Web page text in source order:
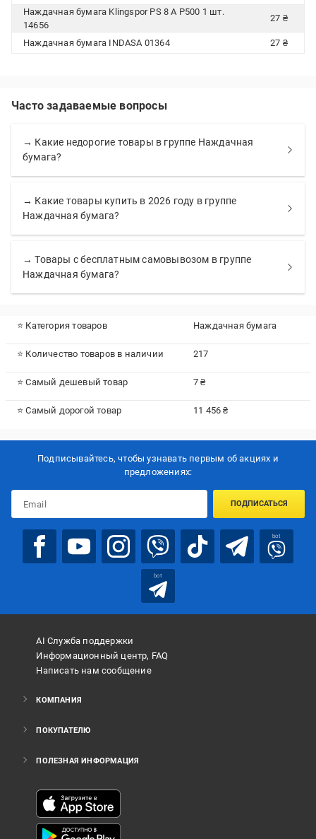
Наждачная бумага Klingspor PS 8 A P500 1 шт.
14656
27 ₴
Наждачная бумага INDASA 01364 27 ₴
Часто задаваемые вопросы
→ Какие недорогие товары в группе Наждачная
бумага?
→ Какие товары купить в 2026 году в группе
Наждачная бумага?
→ Товары с бесплатным самовывозом в группе
Наждачная бумага?
⭐ Категория товаров Наждачная бумага
⭐ Количество товаров в наличии 217
⭐ Самый дешевый товар 7 ₴
⭐ Самый дорогой товар 11 456 ₴
Подписывайтесь, чтобы узнавать первым об акцияx и
предложениях:
ПОДПИСАТЬСЯ
bot
bot
AI Служба поддержки
Информационный центр, FAQ
Написать нам сообщение
КОМПАНИЯ
ПОКУПАТЕЛЮ
ПОЛЕЗНАЯ ИНФОРМАЦИЯ